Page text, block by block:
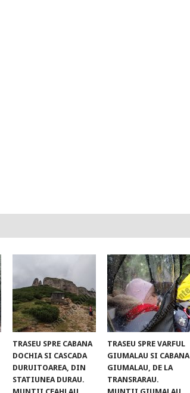
TRASEU SPRE CABANA
DOCHIA SI CASCADA
DURUITOAREA, DIN
STATIUNEA DURAU.
TRASEU SPRE VARFUL
GIUMALAU SI CABANA
GIUMALAU, DE LA
TRANSRARAU.